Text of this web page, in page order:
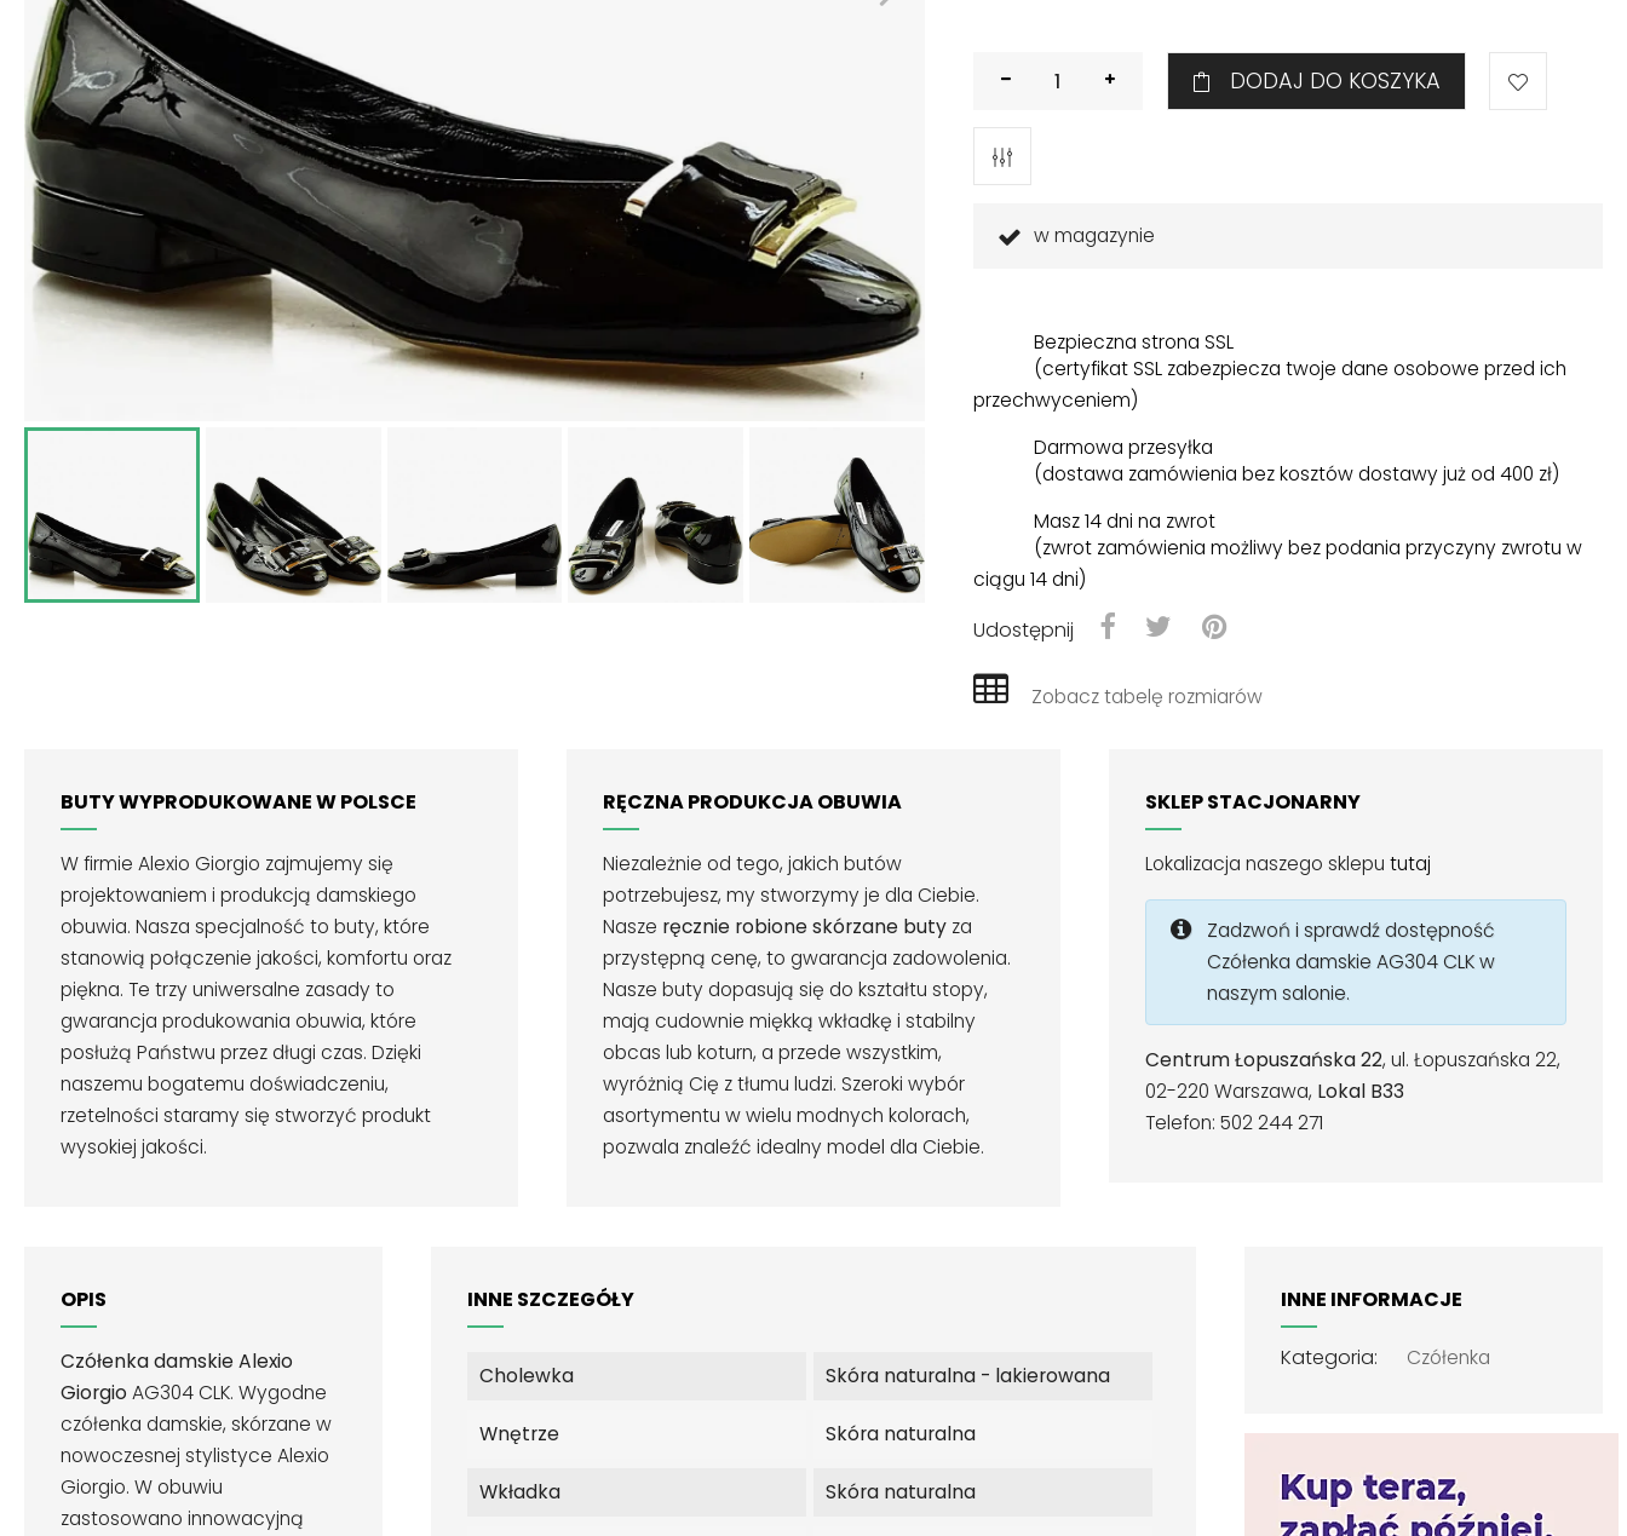
DODAJ DO KOSZYKA
w magazynie
Bezpieczna strona SSL
(certyfikat SSL zabezpiecza twoje dane osobowe przed ich
przechwyceniem)
Darmowa przesyłka
(dostawa zamówienia bez kosztów dostawy już od 400 zł)
Masz 14 dni na zwrot
(zwrot zamówienia możliwy bez podania przyczyny zwrotu w
ciągu 14 dni)
Udostępnij
Zobacz tabelę rozmiarów
BUTY WYPRODUKOWANE W POLSCE
W firmie Alexio Giorgio zajmujemy się
projektowaniem i produkcją damskiego
obuwia. Nasza specjalność to buty, które
stanowią połączenie jakości, komfortu oraz
piękna. Te trzy uniwersalne zasady to
gwarancja produkowania obuwia, które
posłużą Państwu przez długi czas. Dzięki
naszemu bogatemu doświadczeniu,
rzetelności staramy się stworzyć produkt
wysokiej jakości.
RĘCZNA PRODUKCJA OBUWIA
Niezależnie od tego, jakich butów
potrzebujesz, my stworzymy je dla Ciebie.
Nasze ręcznie robione skórzane butyza
przystępną cenę, to gwarancja zadowolenia.
Nasze buty dopasują się do kształtu stopy,
mają cudownie miękką wkładkę i stabilny
obcas lub koturn, a przede wszystkim,
wyróżnią Cię z tłumu ludzi. Szeroki wybór
asortymentu w wielu modnych kolorach,
pozwala znaleźć idealny model dla Ciebie.
SKLEP STACJONARNY
Lokalizacja naszego sklepu tutaj
Zadzwoń i sprawdź dostępność
Czółenka damskie AG304 CLK w
naszym salonie.
Centrum Łopuszańska 22, ul. Łopuszańska 22,
02-220 Warszawa, Lokal B33
Telefon: 502 244 271
OPIS
Czółenka damskie Alexio
Giorgio AG304 CLK. Wygodne
czółenka damskie, skórzane w
nowoczesnej stylistyce Alexio
Giorgio. W obuwiu
zastosowano innowacyjną
INNE SZCZEGÓŁY
Cholewka Skóra naturalna - lakierowana
Wnętrze Skóra naturalna
Wkładka Skóra naturalna
INNE INFORMACJE
Kategoria: Czółenka